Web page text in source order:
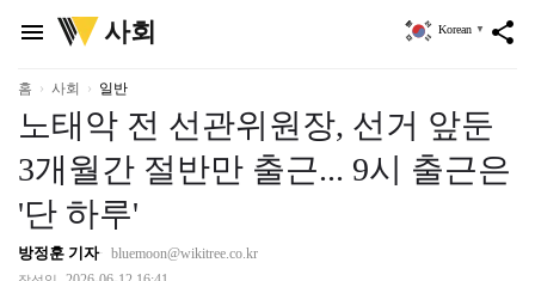
menu
위
키
리
사회 share
Korean ▼
홈 사회 일반
노태악 전 선관위원장, 선거 앞둔
3개월간 절반만 출근... 9시 출근은
'단 하루'
방정훈 기자 bluemoon@wikitree.co.kr